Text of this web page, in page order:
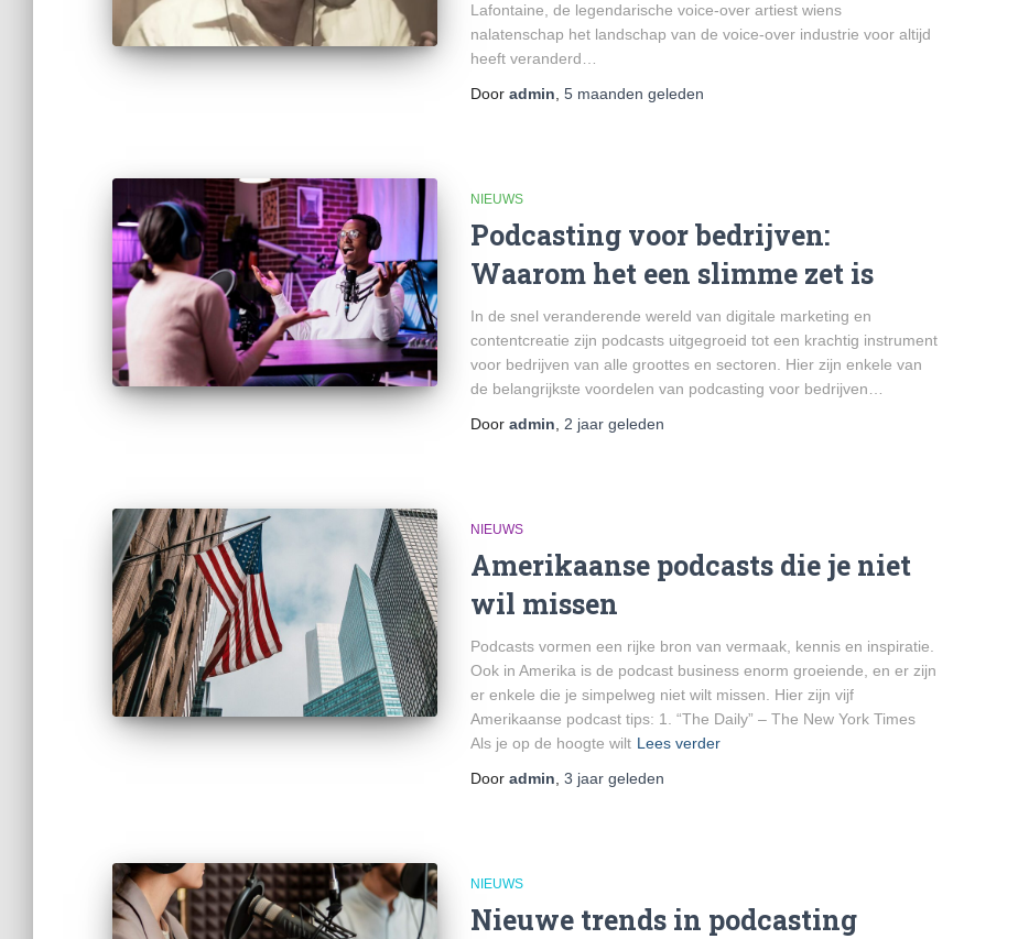
Lafontaine, de legendarische voice-over artiest wiens
nalatenschap het landschap van de voice-over industrie voor altijd
heeft veranderd…
Door admin 5 maanden geleden
NIEUWS
Podcasting voor bedrijven:
Waarom het een slimme zet is
In de snel veranderende wereld van digitale marketing en
contentcreatie zijn podcasts uitgegroeid tot een krachtig instrument
voor bedrijven van alle groottes en sectoren. Hier zijn enkele van
de belangrijkste voordelen van podcasting voor bedrijven…
Door admin 2 jaar geleden
NIEUWS
Amerikaanse podcasts die je niet
wil missen
Podcasts vormen een rijke bron van vermaak, kennis en inspiratie.
Ook in Amerika is de podcast business enorm groeiende, en er zijn
er enkele die je simpelweg niet wilt missen. Hier zijn vijf
Amerikaanse podcast tips: 1. “The Daily” – The New York Times
Als je op de hoogte wilt Lees verder
Door admin 3 jaar geleden
NIEUWS
Nieuwe trends in podcasting